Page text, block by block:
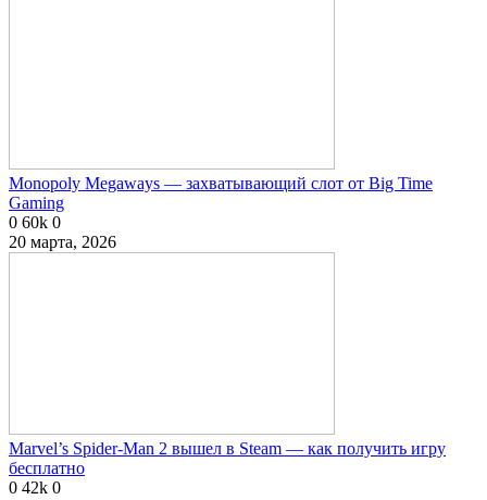
Monopoly Megaways — захватывающий слот от Big Time
Gaming
0 60k 0
20 марта, 2026
Marvel’s Spider-Man 2 вышел в Steam — как получить игру
бесплатно
0 42k 0